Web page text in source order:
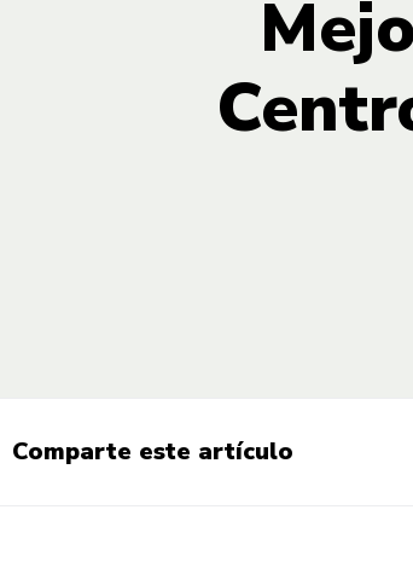
Comparte este artículo